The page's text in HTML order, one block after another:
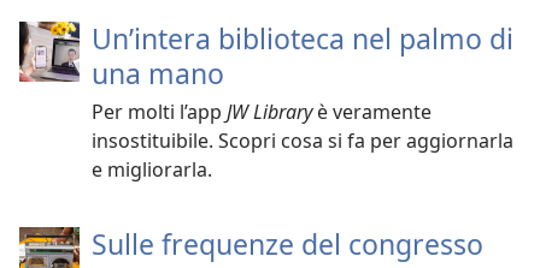
Un’intera biblioteca nel palmo di
una mano
Per molti l’app JW Libraryè veramente
insostituibile. Scopri cosa si fa per aggiornarla
e migliorarla.
Sulle frequenze del congresso